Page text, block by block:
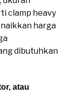
clamp heavy
harga
dibutuhkan
atau